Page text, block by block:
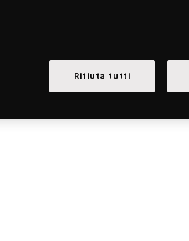
Rifiuta tutti